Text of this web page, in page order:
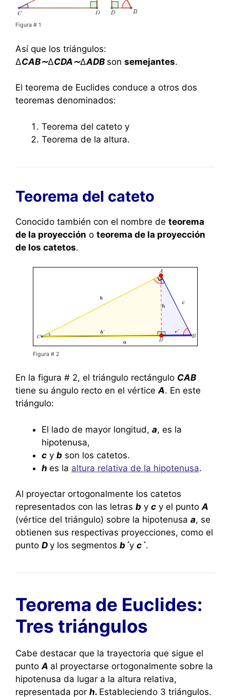
Figura # 1
Así que los triángulos:
ΔCAB∼ΔCDA∼ΔADB son semejantes.
El teorema de Euclides conduce a otros dos
teoremas denominados:
Teorema del cateto y
Teorema de la altura.
Teorema del cateto
Conocido también con el nombre de teorema
de la proyección o teorema de la proyección
de los catetos.
Figura # 2
En la figura # 2, el triángulo rectángulo CAB
tiene su ángulo recto en el vérticeA. En este
triángulo:
El lado de mayor longitud, a, es la
hipotenusa,
c y b son los catetos.
h es la altura relativa de la hipotenusa.
Al proyectar ortogonalmente los catetos
representados con las letras b y c y el puntoA
(vértice del triángulo) sobre la hipotenusa a, se
obtienen sus respectivas proyecciones, como el
punto D y los segmentos b´y c´.
Teorema de Euclides:
Tres triángulos
Cabe destacar que la trayectoria que sigue el
puntoA al proyectarse ortogonalmente sobre la
hipotenusa da lugar a la altura relativa,
representada por h. Estableciendo 3 triángulos.